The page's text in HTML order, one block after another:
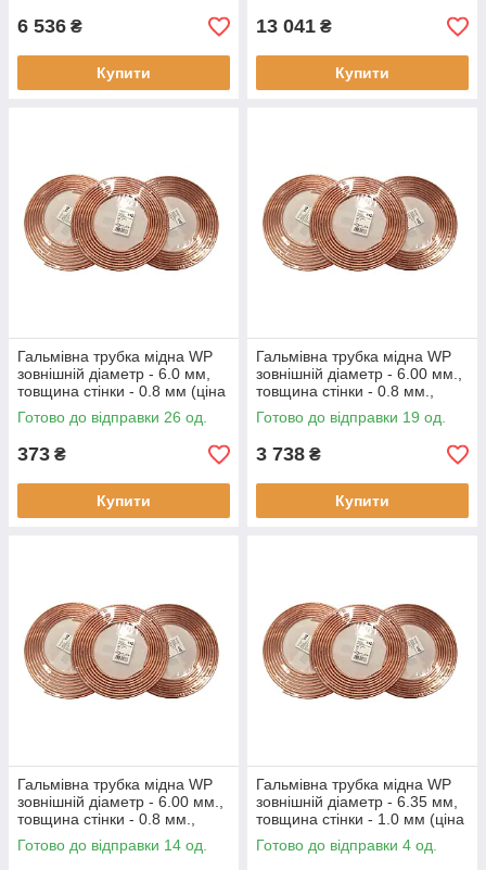
6 536 ₴
Купити
13 041 ₴
Купити
Гальмівна трубка мідна WP
зовнішній діаметр - 6.0 мм,
товщина стінки - 0.8 мм (ціна
за метр)
Готово до відправки 26 од.
373 ₴
Купити
Гальмівна трубка мідна WP
зовнішній діаметр - 6.00 мм.,
товщина стінки - 0.8 мм.,
(ціна за бухту - 10 метрів)
Готово до відправки 19 од.
3 738 ₴
Купити
Гальмівна трубка мідна WP
зовнішній діаметр - 6.00 мм.,
товщина стінки - 0.8 мм.,
(ціна за бухту - 25 метрів)
Готово до відправки 14 од.
Гальмівна трубка мідна WP
зовнішній діаметр - 6.35 мм,
товщина стінки - 1.0 мм (ціна
за метр)
Готово до відправки 4 од.